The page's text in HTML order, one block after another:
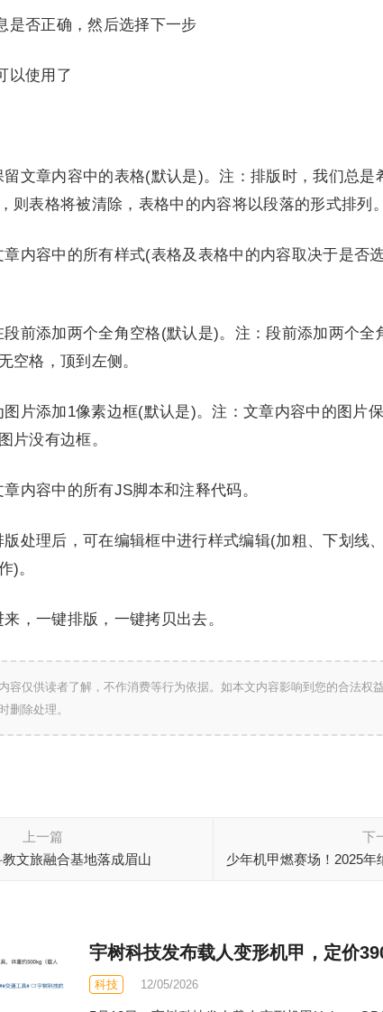
是否正确，然后选择下一步
以使用了
留文章内容中的表格(默认是)。注：排版时，我们总是
则表格将被清除，表格中的内容将以段落的形式排列。
内容中的所有样式(表格及表格中的内容取决于是否
前添加两个全角空格(默认是)。注：段前添加两个全
空格，顶到左侧。
片添加1像素边框(默认是)。注：文章内容中的图片
片没有边框。
内容中的所有JS脚本和注释代码。
版处理后，可在编辑框中进行样式编辑(加粗、下划线
)。
，一键排版，一键拷贝出去。
容仅供读者了解，不作消费等行为依据。如本文内容影响到您的合法权
删除处理。
上一篇
文旅融合基地落成眉山
下
少年机甲燃赛场！2025
宇树科技发布载人变形机甲，定价
科技 12/05/2026